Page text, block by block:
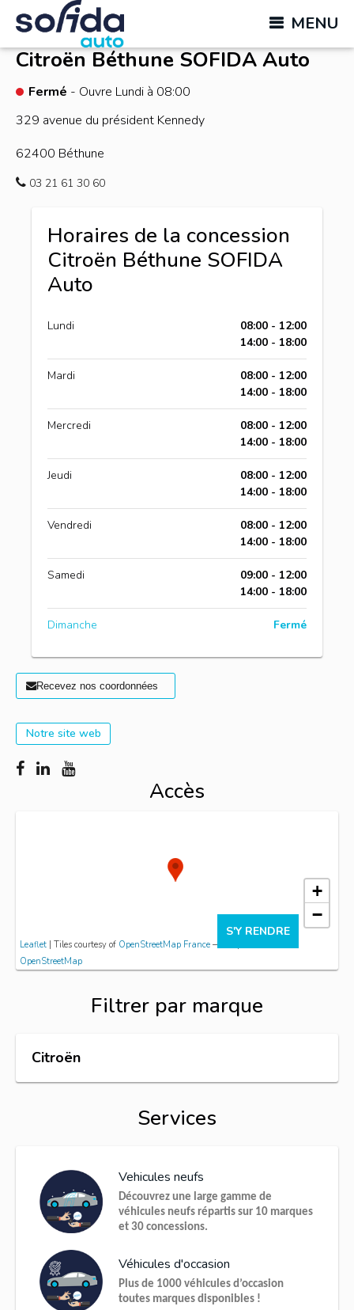
MENU
Citroën Béthune SOFIDA Auto
Fermé - Ouvre Lundi à 08:00
329 avenue du président Kennedy
62400 Béthune
03 21 61 30 60
Horaires de la concession
Citroën Béthune SOFIDA
Auto
Lundi
08:00 - 12:00
14:00 - 18:00
Mardi
08:00 - 12:00
14:00 - 18:00
Mercredi
08:00 - 12:00
14:00 - 18:00
Jeudi
08:00 - 12:00
14:00 - 18:00
Vendredi
08:00 - 12:00
14:00 - 18:00
Samedi
09:00 - 12:00
14:00 - 18:00
Dimanche Fermé
Recevez nos coordonnées
Notre site web
Accès
+
−
Leaflet | Tiles courtesy of OpenStreetMap France — Map data ©
OpenStreetMap
S'Y RENDRE
Filtrer par marque
Citroën
Services
Vehicules neufs
Découvrez une large gamme de
véhicules neufs répartis sur 10 marques
et 30 concessions.
Véhicules d'occasion
Plus de 1000 véhicules d’occasion
toutes marques disponibles !